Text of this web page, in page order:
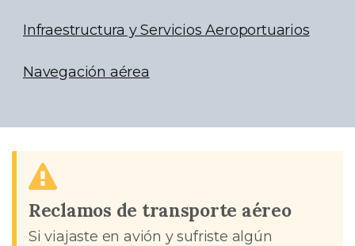
Infraestructura y Servicios Aeroportuarios
Navegación aérea
Reclamos de transporte aéreo
Si viajaste en avión y sufriste algún